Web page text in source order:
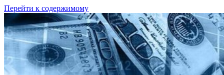
Перейти к содержимому